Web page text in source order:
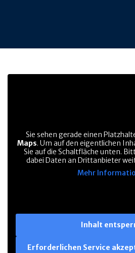
Sie sehen gerade einen
Maps. Um auf den eigentlichen
Sie auf die Schaltfläche unten.
dabei Daten an Drittanbieter
Mehr
Inhalt
Erforderlichen Service